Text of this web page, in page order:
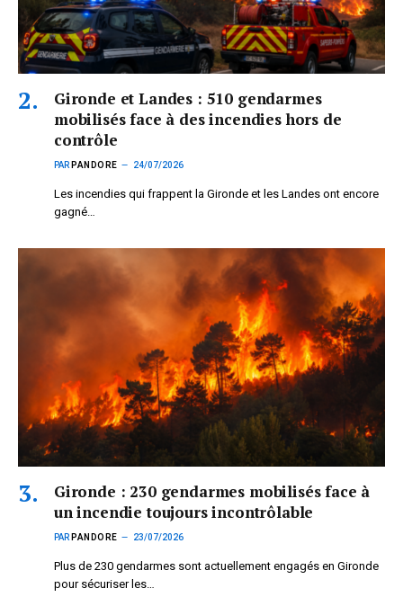
Gironde et Landes : 510 gendarmes
mobilisés face à des incendies hors de
contrôle
PAR PANDORE 24/07/2026
Les incendies qui frappent la Gironde et les Landes ont encore
gagné…
Gironde : 230 gendarmes mobilisés face à
un incendie toujours incontrôlable
PAR PANDORE 23/07/2026
Plus de 230 gendarmes sont actuellement engagés en Gironde
pour sécuriser les…